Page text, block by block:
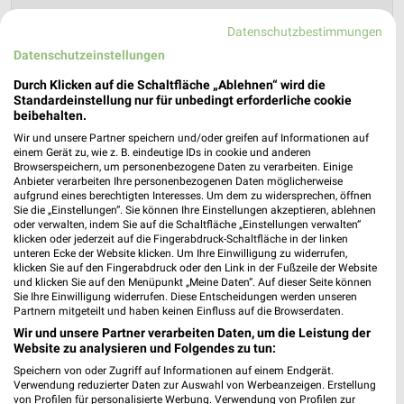
Lidl Prospekt für Ilvesheim ab Mo. den
17.08.
Gültig von 17. Aug. bis 22. Aug.
📅 Kalendereintrag erstellen
PROSPEKT BLÄTTERN
CLEVER SPAREN
Datenschutzbestimmungen
Datenschutzeinstellungen
Durch Klicken auf die Schaltfläche „Ablehnen“ wird die
Standardeinstellung nur für unbedingt erforderliche cookie
beibehalten.
Wir und unsere Partner speichern und/oder greifen auf Informationen auf
einem Gerät zu, wie z. B. eindeutige IDs in cookie und anderen
Browserspeichern, um personenbezogene Daten zu verarbeiten. Einige
Anbieter verarbeiten Ihre personenbezogenen Daten möglicherweise
aufgrund eines berechtigten Interesses. Um dem zu widersprechen, öffnen
Sie die „Einstellungen“. Sie können Ihre Einstellungen akzeptieren, ablehnen
oder verwalten, indem Sie auf die Schaltfläche „Einstellungen verwalten“
klicken oder jederzeit auf die Fingerabdruck-Schaltfläche in der linken
unteren Ecke der Website klicken. Um Ihre Einwilligung zu widerrufen,
klicken Sie auf den Fingerabdruck oder den Link in der Fußzeile der Website
und klicken Sie auf den Menüpunkt „Meine Daten“. Auf dieser Seite können
Sie Ihre Einwilligung widerrufen. Diese Entscheidungen werden unseren
Partnern mitgeteilt und haben keinen Einfluss auf die Browserdaten.
Wir und unsere Partner verarbeiten Daten, um die Leistung der
Website zu analysieren und Folgendes zu tun:
Speichern von oder Zugriff auf Informationen auf einem Endgerät.
Verwendung reduzierter Daten zur Auswahl von Werbeanzeigen. Erstellung
von Profilen für personalisierte Werbung. Verwendung von Profilen zur